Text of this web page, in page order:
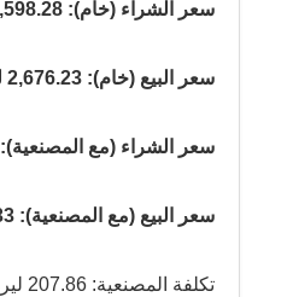
سعر الشراء (خام): 2,598.28 ليرة تركية
سعر البيع (خام): 2,676.23 ليرة تركية
سعر الشراء (مع المصنعية): 2,806.14 ليرة تركية
سعر البيع (مع المصنعية): 2,890.33 ليرة تركية
تكلفة المصنعية: 207.86 ليرة تركية